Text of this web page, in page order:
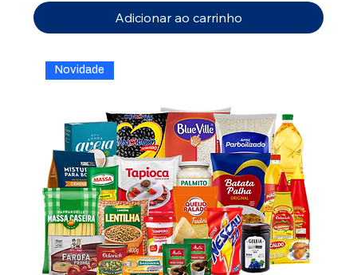
Adicionar ao carrinho
Novidade